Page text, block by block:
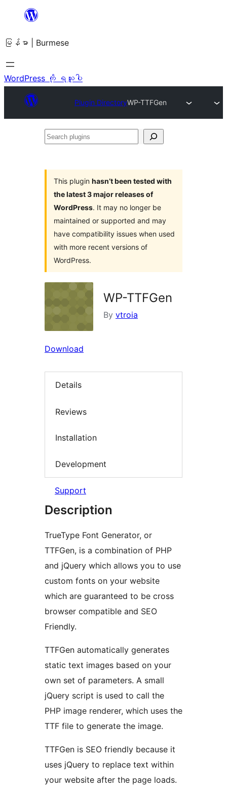
အကြောင်းအရာ
ကျော်သွား
ရန်
မြန်မာ | Burmese
WordPress ကို ရယူပါ
Plugin DirectoryWP-TTFGen
Search
This plugin hasn’t been tested with
the latest 3 major releases of
WordPress. It may no longer be
maintained or supported and may
have compatibility issues when used
with more recent versions of
WordPress.
WP-TTFGen
By vtroia
Download
Details
Reviews
Installation
Development
Support
Description
TrueType Font Generator, or
TTFGen, is a combination of PHP
and jQuery which allows you to use
custom fonts on your website
which are guaranteed to be cross
browser compatible and SEO
Friendly.
TTFGen automatically generates
static text images based on your
own set of parameters. A small
jQuery script is used to call the
PHP image renderer, which uses the
TTF file to generate the image.
TTFGen is SEO friendly because it
uses jQuery to replace text within
your website after the page loads.